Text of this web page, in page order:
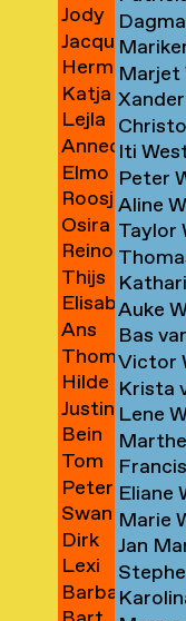
→
→
Vergeer
→
Jody
Vergeer
→
Jacqueline
Verhaagen
Herman
Verhagen
→
Katja
Verheul
→
Lejla
Verheus
→
Annechien
Verhey
→
Elmo
Vermijs
→
Roosje
Verschoor
→
Osira
Verspyck
→
Reinout
Versteeg
→
Thijs
Verster
→
Elisabeth
Vervecken
→
Ans
Vianen
→
Thomas
Viers
→
Hilde
Viëtor
Justina
Vilčinskaitė
→
Bein
van
Vilsteren
→
Tom
Vincent
→
Peter
Vink
→
Swan
Vinton
→
Dirk
Vis→
Lexi
Visco
Barbara
Marjet
Iti
Peter
Aline
Taylor
Auke
Bas
Victor
Krista
Lene
Eliane
Marie
Jan